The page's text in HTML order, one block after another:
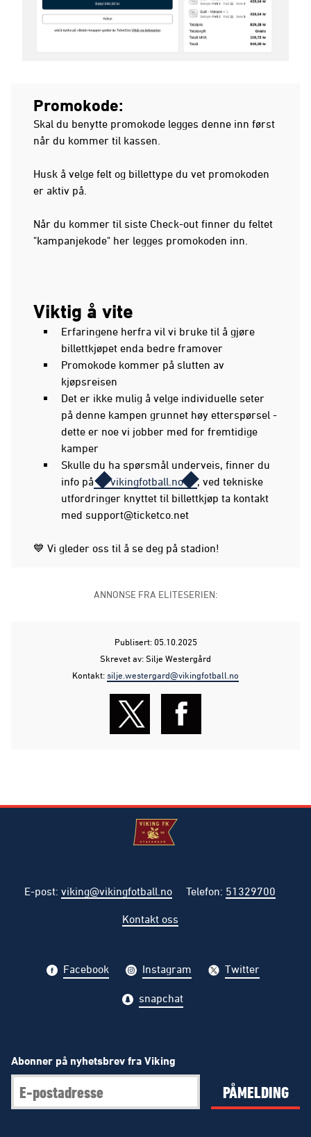
Promokode:
Skal du benytte promokode legges denne inn først
når du kommer til kassen.
Husk å velge felt og billettype du vet promokoden
er aktiv på.
Når du kommer til siste Check-out finner du feltet
"kampanjekode" her legges promokoden inn.
Viktig å vite
Erfaringene herfra vil vi bruke til å gjøre
billettkjøpet enda bedre framover
Promokode kommer på slutten av
kjøpsreisen
Det er ikke mulig å velge individuelle seter
på denne kampen grunnet høy etterspørsel -
dette er noe vi jobber med for fremtidige
kamper
Skulle du ha spørsmål underveis, finner du
info på
vikingfotball.no
, ved tekniske
utfordringer knyttet til billettkjøp ta kontakt
med support@ticketco.net
💙 Vi gleder oss til å se deg på stadion!
ANNONSE FRA ELITESERIEN:
Publisert: 05.10.2025
Skrevet av: Silje Westergård
Kontakt:silje.westergard@vikingfotball.no
E-post: viking@vikingfotball.no Telefon: 51329700
Kontakt oss
Facebook Instagram Twitter
snapchat
Abonner på nyhetsbrev fra Viking
PÅMELDING